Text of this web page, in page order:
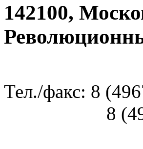
142100,
Тел./факс: 8
8 (4967)